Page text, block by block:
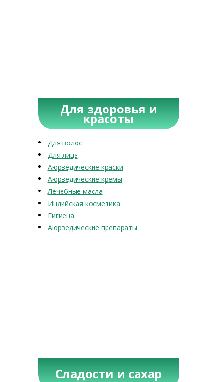
Для здоровья и
красоты
Для волос
Для лица
Аюрведические краски
Аюрведические кремы
Лечебные масла
Индийская косметика
Гигиена
Аюрведические препараты
Сладости и сахар